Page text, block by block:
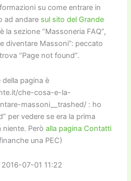
su come entrare in
ad andare sul sito del Grande
la sezione “Massoneria FAQ”,
diventare Massoni”: peccato
“Page not found”.
della pagina è
che-cosa-e-la-
massoni__trashed/ : ho
per vedere se era la prima
niente. Però alla pagina Contatti
una PEC)
07-01 11:22